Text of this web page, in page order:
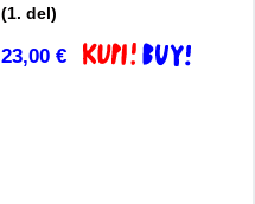
(1. del)
23,00 € Dodaj v košarico